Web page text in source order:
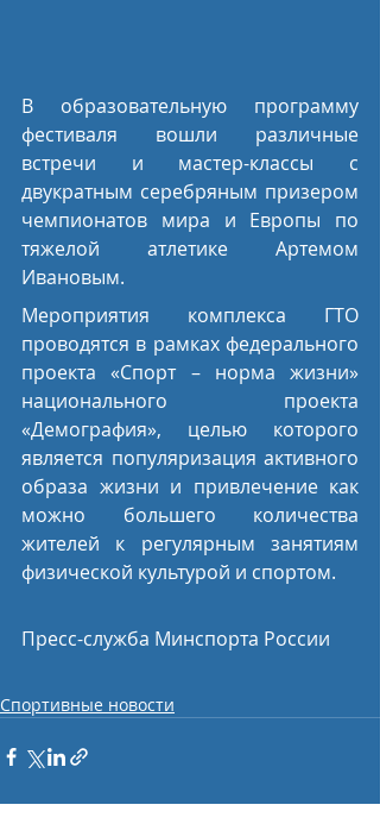
В образовательную программу
фестиваля вошли различные
встречи и мастер-классы с
двукратным серебряным призером
чемпионатов мира и Европы по
тяжелой атлетике Артемом
Ивановым.
Мероприятия комплекса ГТО
проводятся в рамках федерального
проекта «Спорт – норма жизни»
национального проекта
«Демография», целью которого
является популяризация активного
образа жизни и привлечение как
можно большего количества
жителей к регулярным занятиям
физической культурой и спортом.
Пресс-служба Минспорта России
Спортивные новости